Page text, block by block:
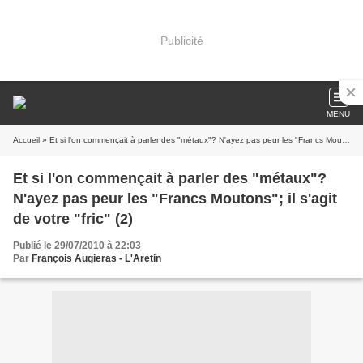
Publicité
MENU
Accueil » Et si l'on commençait à parler des "métaux"? N'ayez pas peur les "Francs Moutons"; il s'agit de votre "fric" (2)
Et si l'on commençait à parler des "métaux"?
N'ayez pas peur les "Francs Moutons"; il s'agit
de votre "fric" (2)
Publié le 29/07/2010 à 22:03
Par François Augieras - L'Aretin